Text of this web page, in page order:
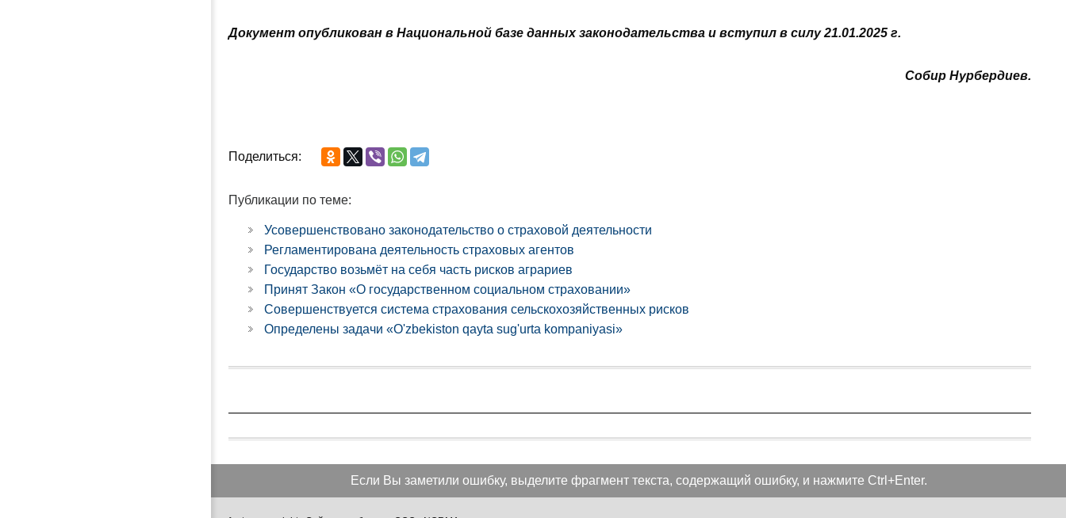
Документ опубликован в Национальной базе данных законодательства и вступил в силу 21.01.2025 г.
Собир Нурбердиев.
Поделиться:
Публикации по теме:
Усовершенствовано законодательство о страховой деятельности
Регламентирована деятельность страховых агентов
Государство возьмёт на себя часть рисков аграриев
Принят Закон «О государственном социальном страховании»
Совершенствуется система страхования сельскохозяйственных рисков
Определены задачи «O'zbekiston qayta sug'urta kompaniyasi»
Если Вы заметили ошибку, выделите фрагмент текста, содержащий ошибку, и нажмите Ctrl+Enter.